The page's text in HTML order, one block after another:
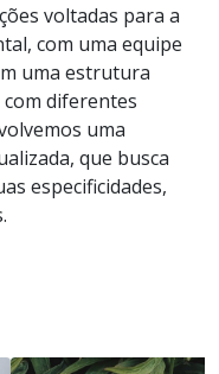
voltadas para a
com uma equipe
uma estrutura
diferentes
uma
que busca
especificidades,